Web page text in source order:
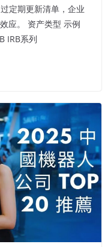
定期更新清单，企业
应。​ 资产类型 示例
IRB系列